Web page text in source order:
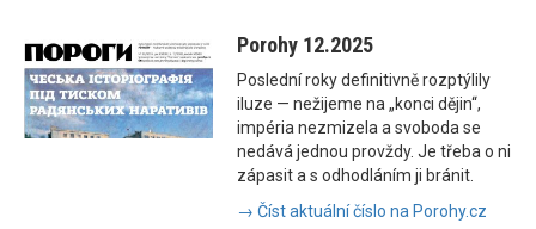
Porohy 12.2025
Poslední roky definitivně rozptýlily
iluze — nežijeme na „konci dějin“,
impéria nezmizela a svoboda se
nedává jednou provždy. Je třeba o ni
zápasit a s odhodláním ji bránit.
→ Číst aktuální číslo na Porohy.cz